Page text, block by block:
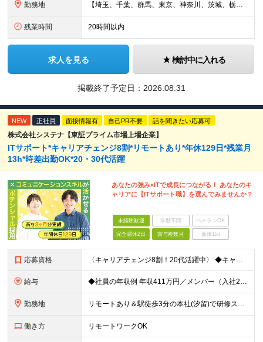
勤務地 【埼玉、千葉、群馬、東京、神奈川、茨城、栃木の各店舗で積極採用中！U・Iターン歓迎】 【群馬県】 安中/伊勢崎/太田/桐生/高崎/館林/富岡/ 中之条/藤岡/前橋 【茨城県】 古河/取手/竜ヶ崎
残業時間 20時間以内
求人を見る 検討中に入れる
掲載終了予定日： 2026.08.31
NEW 正社員 面接情報有 自己PR不要 話を聞きたい応募可
株式会社システナ【東証プライム市場上場企業】
ITサポート*キャリアチェンジ8割*リモートあり*年休129日*残業月
13h*時差出勤OK*20・30代活躍
あなたの強み×ITで成長につながる！ あなたのキ
ャリアに【ITサポート職】を選んでみませんか？
未経験歓迎 学歴不問 ベテランOK
完全週休2日 賞与複数月 面接1回
応募資格 〈キャリアチェンジ8割！20代活躍中〉 ◆キャリアチェンジ転職歓迎 ◆専門・短大卒以上 ◆35歳までの方(若年層の長期キャリア形成のため) ◎同期入社と一緒に研修が受けられます！ ＼下記のような方に
給与 ◆社員の年収例 年収411万円／メンバー（入社2年目） 年収800万円／マネージャー（入社7年目） -------------------- ◆月給22万7000円～30万円＋賞与年2回＋残業代全額支
勤務地 リモートあり＆駅徒歩3分の本社(汐留)で研修スタート！ 【システナ東京本社】 東京都港区海岸1-2-20 汐留ビルディング14F・16F ◆リモートワーク・フルリモートのお仕事もあり ◆お住まいの地
働き方 リモートワークOK